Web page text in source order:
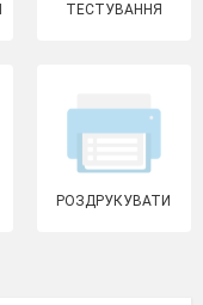
ТЕСТУВАННЯ
РОЗДРУКУВАТИ